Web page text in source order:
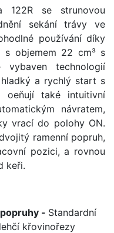
122R se strunovou
sekání trávy ve
používání díky
s objemem 22 cm³ s
technologií
a rychlý start s
oeňují také intuitivní
návratem,
vrací do polohy ON.
ramenní popruh,
pozici, a rovnou
keři.
- Standardní
křovinořezy